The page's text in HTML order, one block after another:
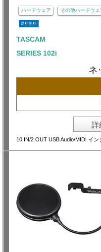
ハードウェア その他ハードウェ
送料無料
TASCAM
SERIES 102i
ネ
詳
10 IN/2 OUT USB Audio/MIDI イン